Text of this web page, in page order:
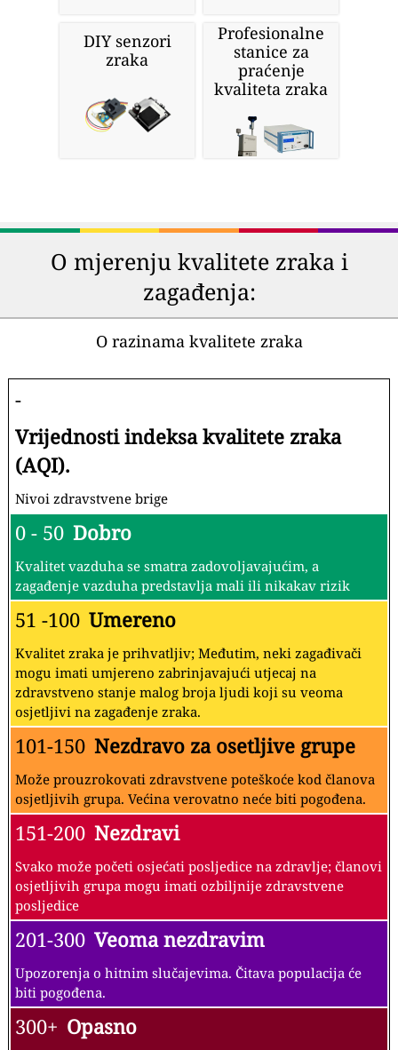
DIY senzori
zraka
Profesionalne
stanice za
praćenje
kvaliteta zraka
O mjerenju kvalitete zraka i
zagađenja:
O razinama kvalitete zraka
-
Vrijednosti indeksa kvalitete zraka
(AQI).
Nivoi zdravstvene brige
0 - 50 Dobro
Kvalitet vazduha se smatra zadovoljavajućim, a
zagađenje vazduha predstavlja mali ili nikakav rizik
51 -100 Umereno
Kvalitet zraka je prihvatljiv; Međutim, neki zagađivači
mogu imati umjereno zabrinjavajući utjecaj na
zdravstveno stanje malog broja ljudi koji su veoma
osjetljivi na zagađenje zraka.
101-150 Nezdravo za osetljive grupe
Može prouzrokovati zdravstvene poteškoće kod članova
osjetljivih grupa. Većina verovatno neće biti pogođena.
151-200 Nezdravi
Svako može početi osjećati posljedice na zdravlje; članovi
osjetljivih grupa mogu imati ozbiljnije zdravstvene
posljedice
201-300 Veoma nezdravim
Upozorenja o hitnim slučajevima. Čitava populacija će
biti pogođena.
300+ Opasno